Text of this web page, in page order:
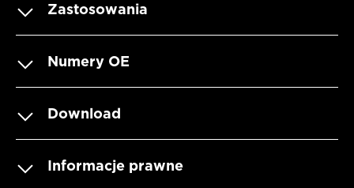
Zastosowania
Numery OE
Download
Informacje prawne